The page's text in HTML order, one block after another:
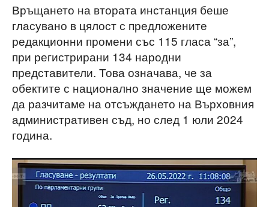
Връщането на втората инстанция беше
гласувано в цялост с предложените
редакционни промени със 115 гласа “за”,
при регистрирани 134 народни
представители. Това означава, че за
обектите с национално значение ще можем
да разчитаме на отсъждането на Върховния
административен съд, но след 1 юли 2024
година.